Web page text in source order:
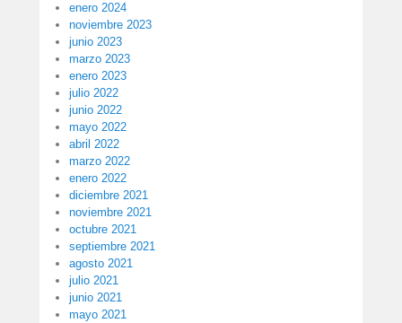
enero 2024
noviembre 2023
junio 2023
marzo 2023
enero 2023
julio 2022
junio 2022
mayo 2022
abril 2022
marzo 2022
enero 2022
diciembre 2021
noviembre 2021
octubre 2021
septiembre 2021
agosto 2021
julio 2021
junio 2021
mayo 2021